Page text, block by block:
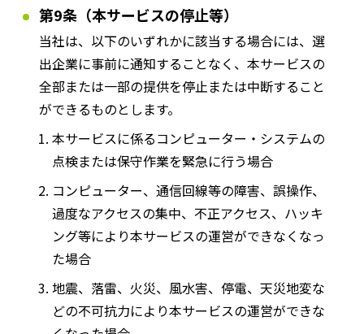
第9条（本サービスの停止等）
当社は、以下のいずれかに該当する場合には、選
出企業に事前に通知することなく、本サービスの
全部または一部の提供を停止または中断すること
ができるものとします。
本サービスに係るコンピューター・システムの
点検または保守作業を緊急に行う場合
コンピューター、通信回線等の障害、誤操作、
過度なアクセスの集中、不正アクセス、ハッキ
ング等により本サービスの運営ができなくなっ
た場合
地震、落雷、火災、風水害、停電、天災地変な
どの不可抗力により本サービスの運営ができな